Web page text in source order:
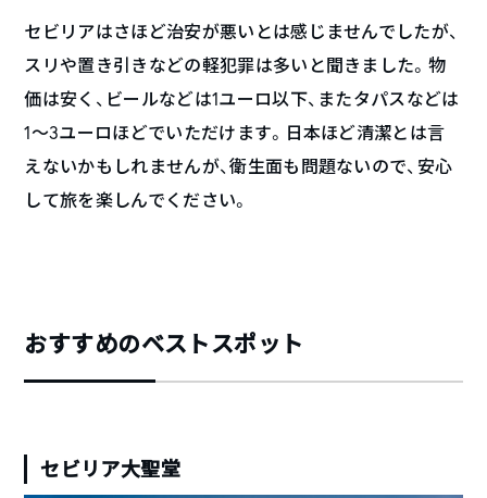
セビリアはさほど治安が悪いとは感じませんでしたが、
スリや置き引きなどの軽犯罪は多いと聞きました。物
価は安く、ビールなどは1ユーロ以下、またタパスなどは
1〜3ユーロほどでいただけます。日本ほど清潔とは言
えないかもしれませんが、衛生面も問題ないので、安心
して旅を楽しんでください。
おすすめのベストスポット
セビリア大聖堂